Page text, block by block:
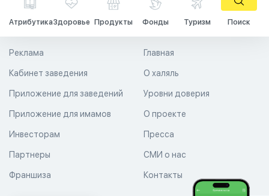
АтрибутикаЗдоровье Продукты Фонды Туризм Поиск
Главная
О халяль
Уровни доверия
Реклама
Кабинет заведения
Приложение для заведений
Приложение для имамов О проекте
Пресса
СМИ о нас
Контакты
Инвесторам
Партнеры
Франшиза